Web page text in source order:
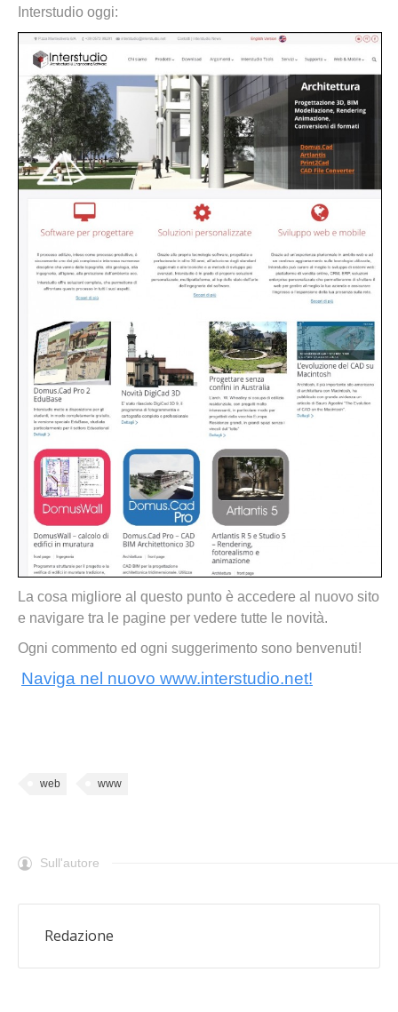
Interstudio oggi:
La cosa migliore al questo punto è accedere al nuovo sito
e navigare tra le pagine per vedere tutte le novità.
Ogni commento ed ogni suggerimento sono benvenuti!
Naviga nel nuovo www.interstudio.net!
web www
Sull'autore
Redazione